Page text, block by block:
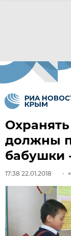
должны
бабушки
17:38 22.01.2018